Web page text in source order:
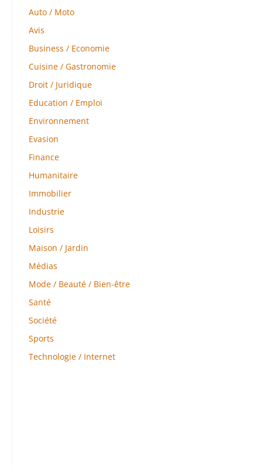
Auto / Moto
Avis
Business / Economie
Cuisine / Gastronomie
Droit / Juridique
Education / Emploi
Environnement
Evasion
Finance
Humanitaire
Immobilier
Industrie
Loisirs
Maison / Jardin
Médias
Mode / Beauté / Bien-être
Santé
Société
Sports
Technologie / Internet